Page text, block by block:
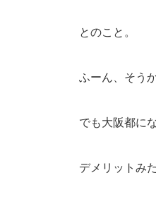
とのこと。
ふーん、そう
でも大阪都に
デメリットみ